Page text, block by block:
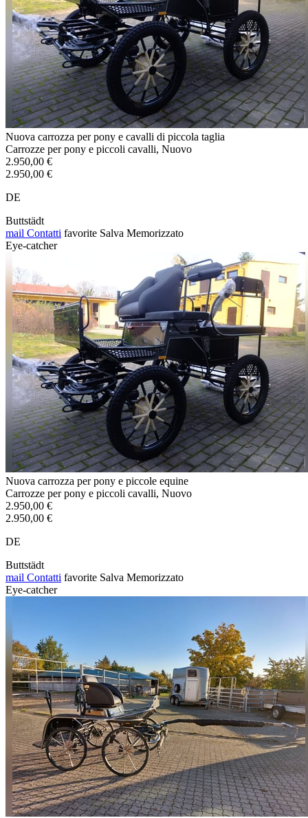
Nuova carrozza per pony e cavalli di piccola taglia
Carrozze per pony e piccoli cavalli, Nuovo
2.950,00 €
2.950,00 €
DE
Buttstädt
mail Contatti favorite Salva Memorizzato
Eye-catcher
Nuova carrozza per pony e piccole equine
Carrozze per pony e piccoli cavalli, Nuovo
2.950,00 €
2.950,00 €
DE
Buttstädt
mail Contatti favorite Salva Memorizzato
Eye-catcher